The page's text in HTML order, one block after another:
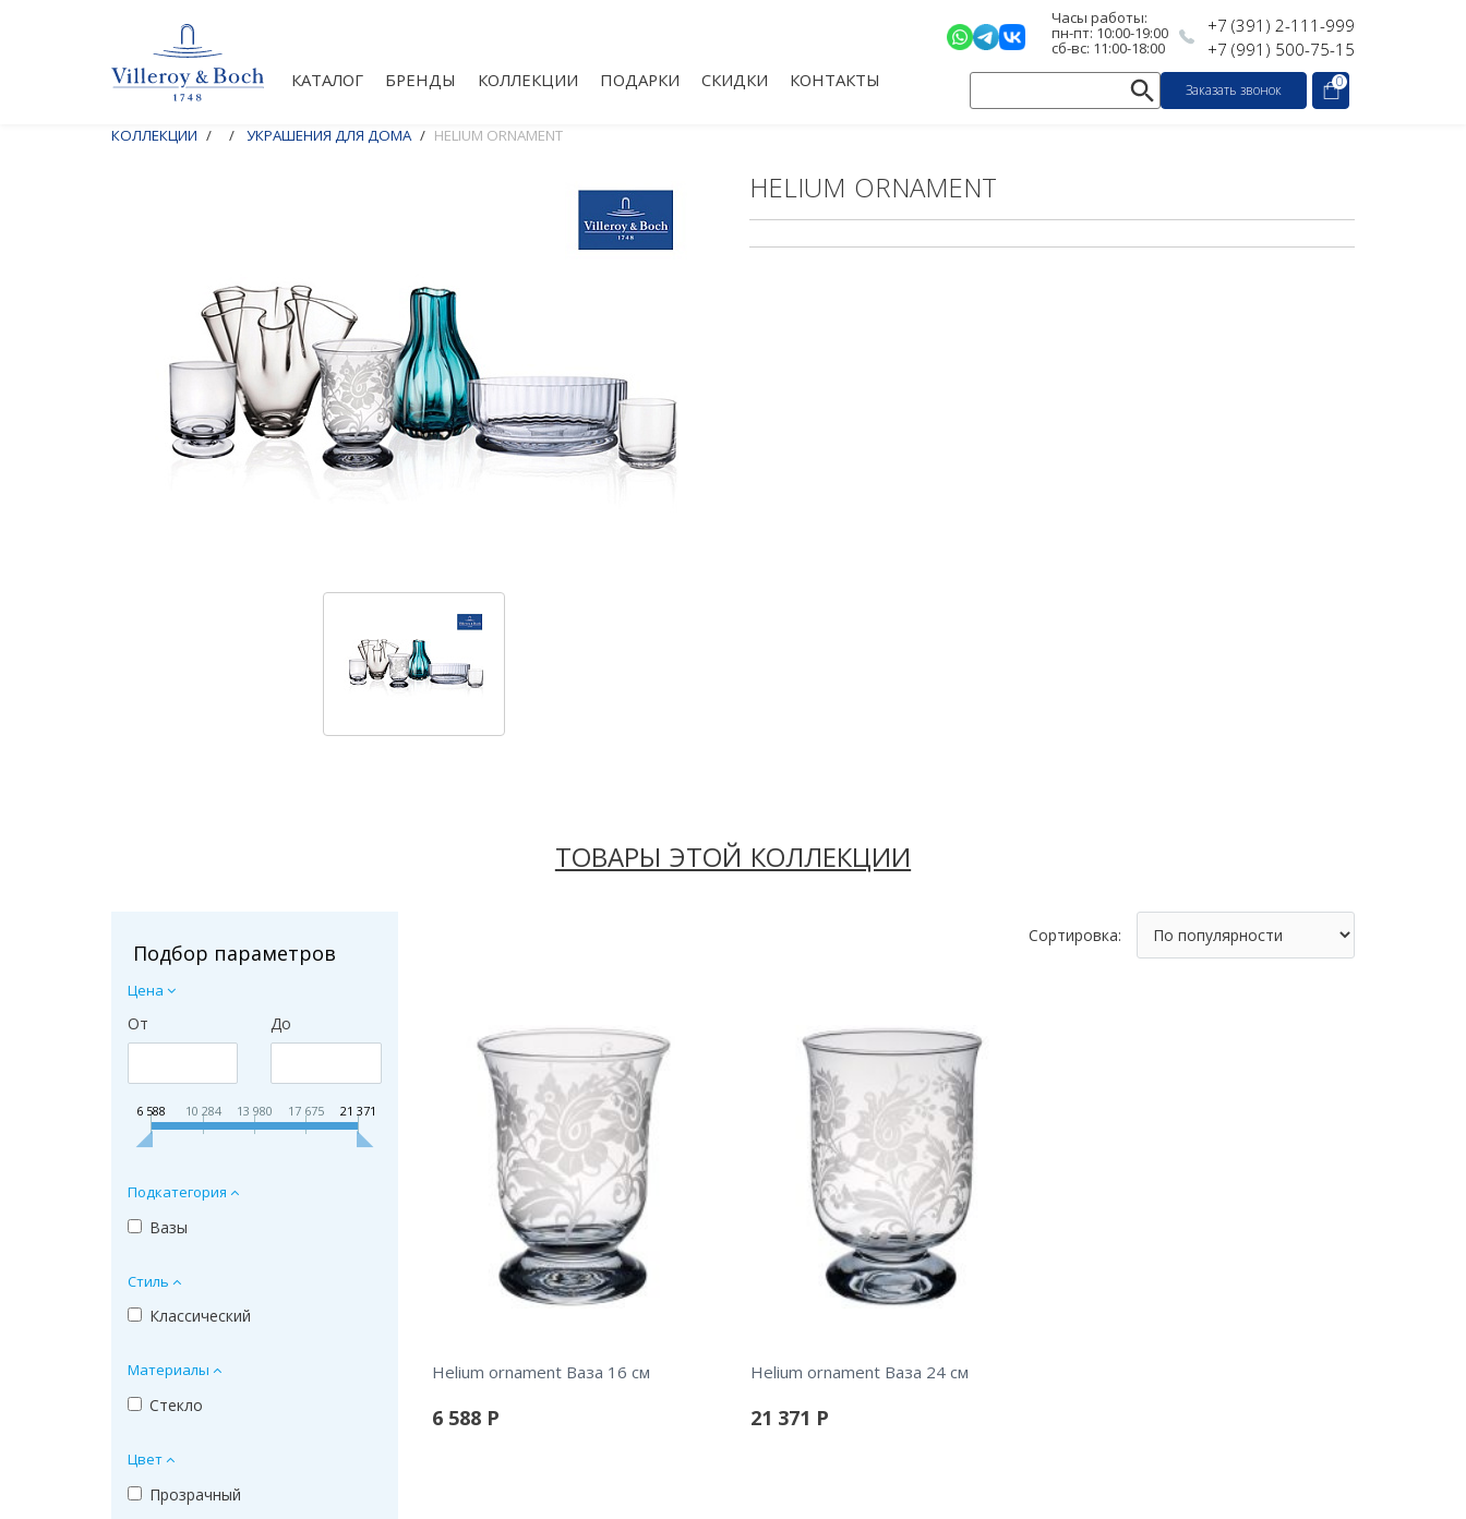
КАТАЛОГ БРЕНДЫ КОЛЛЕКЦИИ ПОДАРКИ СКИДКИ КОНТАКТЫ
Часы работы:
пн-пт: 10:00-19:00
сб-вс: 11:00-18:00
+7 (391) 2-111-999
+7 (991) 500-75-15
Заказать звонок 0
КОЛЛЕКЦИИ УКРАШЕНИЯ ДЛЯ ДОМА HELIUM ORNAMENT
HELIUM ORNAMENT
ТОВАРЫ ЭТОЙ КОЛЛЕКЦИИ
Подбор параметров
Цена
От До
6 588 10 284 13 980 17 675 21 371
Подкатегория
Вазы
Стиль
Классический
Материалы
Стекло
Цвет
Прозрачный
Сортировка:
Helium ornament Ваза 16 см
6 588 Р
Helium ornament Ваза 24 см
21 371 Р